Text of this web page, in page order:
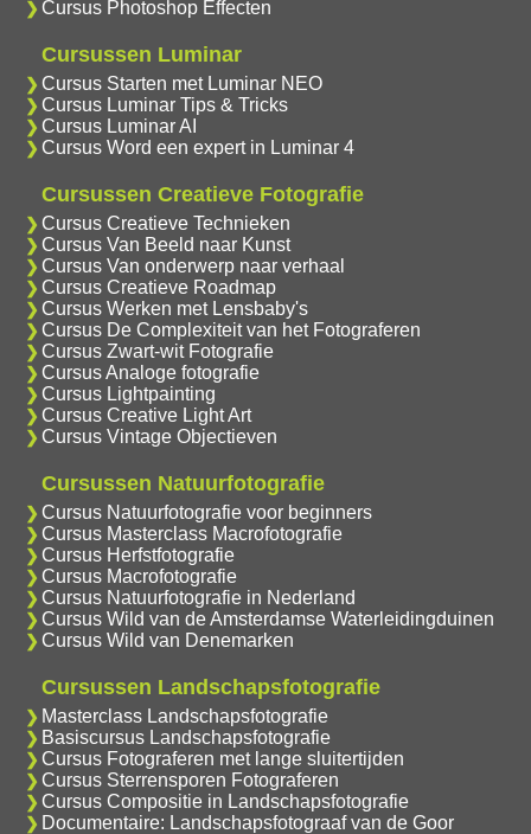
Cursus Photoshop Effecten
Cursussen Luminar
Cursus Starten met Luminar NEO
Cursus Luminar Tips & Tricks
Cursus Luminar AI
Cursus Word een expert in Luminar 4
Cursussen Creatieve Fotografie
Cursus Creatieve Technieken
Cursus Van Beeld naar Kunst
Cursus Van onderwerp naar verhaal
Cursus Creatieve Roadmap
Cursus Werken met Lensbaby's
Cursus De Complexiteit van het Fotograferen
Cursus Zwart-wit Fotografie
Cursus Analoge fotografie
Cursus Lightpainting
Cursus Creative Light Art
Cursus Vintage Objectieven
Cursussen Natuurfotografie
Cursus Natuurfotografie voor beginners
Cursus Masterclass Macrofotografie
Cursus Herfstfotografie
Cursus Macrofotografie
Cursus Natuurfotografie in Nederland
Cursus Wild van de Amsterdamse Waterleidingduinen
Cursus Wild van Denemarken
Cursussen Landschapsfotografie
Masterclass Landschapsfotografie
Basiscursus Landschapsfotografie
Cursus Fotograferen met lange sluitertijden
Cursus Sterrensporen Fotograferen
Cursus Compositie in Landschapsfotografie
Documentaire: Landschapsfotograaf van de Goor